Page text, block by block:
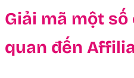
Giải mã một
quan đến